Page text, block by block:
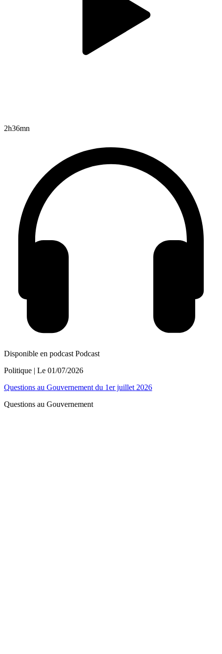
2h36mn
Disponible en podcast Podcast
Politique | Le 01/07/2026
Questions au Gouvernement du 1er juillet 2026
Questions au Gouvernement